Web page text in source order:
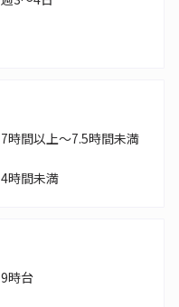
7時間以上～7.5時間未満
4時間未満
9時台